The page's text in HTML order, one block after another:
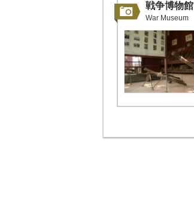
戦争博物館
War Museum